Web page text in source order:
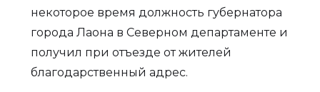
некоторое время должность губернатора
города Лаона в Северном департаменте и
получил при отъезде от жителей
благодарственный адрес.